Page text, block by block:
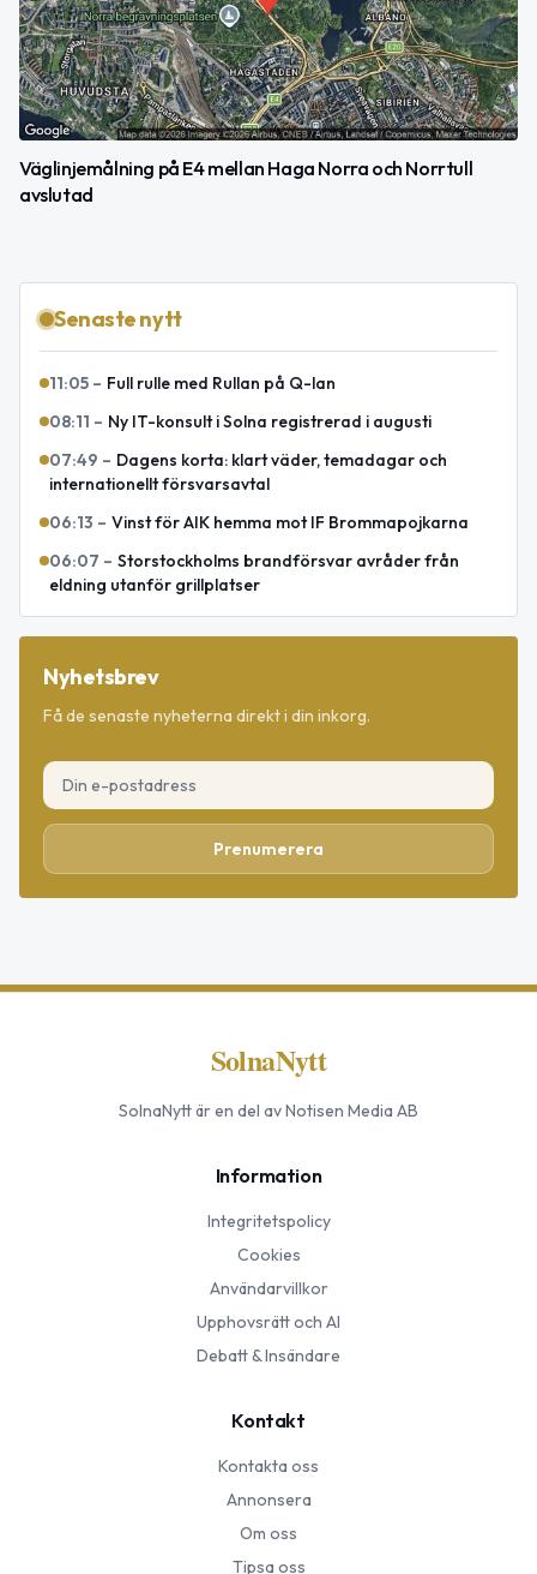
Väglinjemålning på E4 mellan Haga Norra och Norrtull
avslutad
Senaste nytt
11:05 – Full rulle med Rullan på Q-lan
08:11 – Ny IT-konsult i Solna registrerad i augusti
07:49 – Dagens korta: klart väder, temadagar och
internationellt försvarsavtal
06:13 – Vinst för AIK hemma mot IF Brommapojkarna
06:07 – Storstockholms brandförsvar avråder från
eldning utanför grillplatser
Nyhetsbrev
Få de senaste nyheterna direkt i din inkorg.
Prenumerera
SolnaNytt
SolnaNyttär en del av Notisen Media AB
Information
Integritetspolicy
Cookies
Användarvillkor
Upphovsrätt och AI
Debatt & Insändare
Kontakt
Kontakta oss
Annonsera
Om oss
Tipsa oss